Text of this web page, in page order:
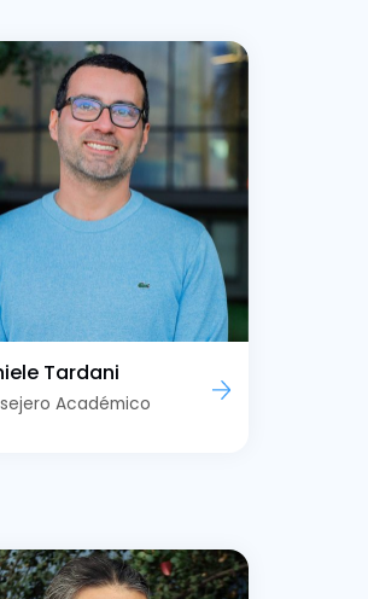
Tardani
Académico